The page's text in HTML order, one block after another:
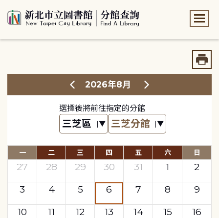
2026年8月
選擇後將前往指定的分館
一 二 三 四 五 六 日
27 28 29 30 31 1
2
3
4 5 6 7 8
9
10
11 12 13 14 15
16